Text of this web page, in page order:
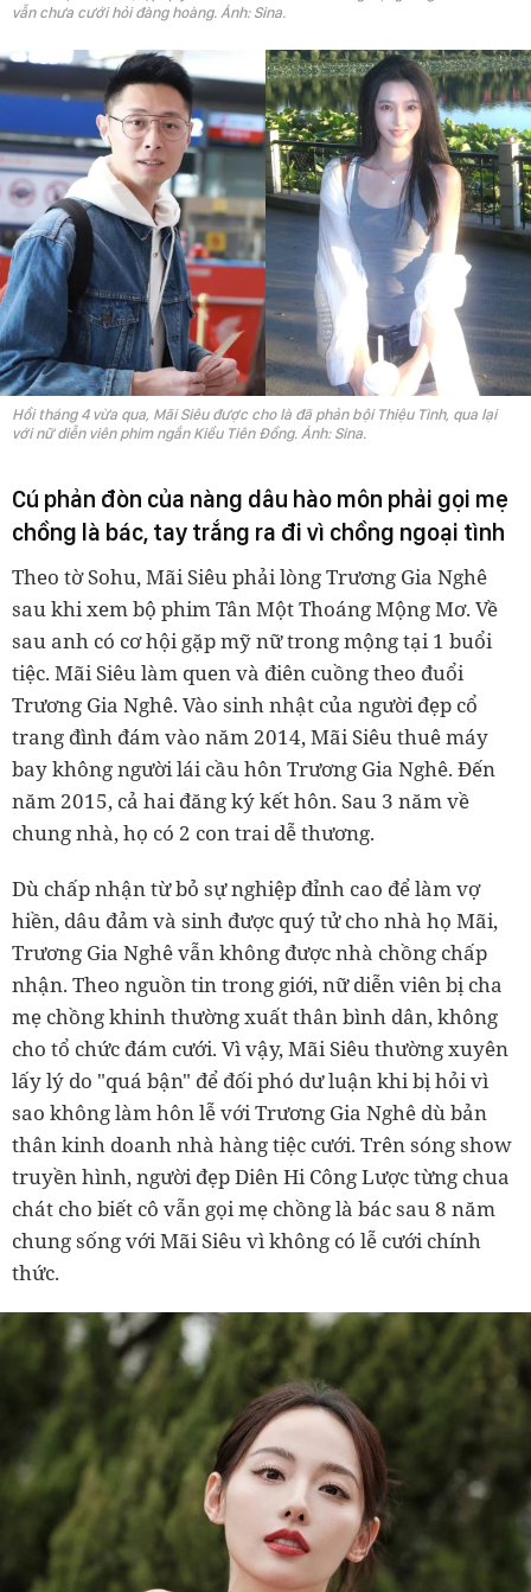
vẫn chưa cưới hỏi đàng hoàng. Ảnh: Sina.
Hồi tháng 4 vừa qua, Mãi Siêu được cho là đã phản bội Thiệu Tình, qua lại
với nữ diễn viên phim ngắn Kiều Tiên Đồng. Ảnh: Sina.
Cú phản đòn của nàng dâu hào môn phải gọi mẹ
chồng là bác, tay trắng ra đi vì chồng ngoại tình
Theo tờ Sohu, Mãi Siêu phải lòng Trương Gia Nghê
sau khi xem bộ phim Tân Một Thoáng Mộng Mơ. Về
sau anh có cơ hội gặp mỹ nữ trong mộng tại 1 buổi
tiệc. Mãi Siêu làm quen và điên cuồng theo đuổi
Trương Gia Nghê. Vào sinh nhật của người đẹp cổ
trang đình đám vào năm 2014, Mãi Siêu thuê máy
bay không người lái cầu hôn Trương Gia Nghê. Đến
năm 2015, cả hai đăng ký kết hôn. Sau 3 năm về
chung nhà, họ có 2 con trai dễ thương.
Dù chấp nhận từ bỏ sự nghiệp đỉnh cao để làm vợ
hiền, dâu đảm và sinh được quý tử cho nhà họ Mãi,
Trương Gia Nghê vẫn không được nhà chồng chấp
nhận. Theo nguồn tin trong giới, nữ diễn viên bị cha
mẹ chồng khinh thường xuất thân bình dân, không
cho tổ chức đám cưới. Vì vậy, Mãi Siêu thường xuyên
lấy lý do "quá bận" để đối phó dư luận khi bị hỏi vì
sao không làm hôn lễ với Trương Gia Nghê dù bản
thân kinh doanh nhà hàng tiệc cưới. Trên sóng show
truyền hình, người đẹp Diên Hi Công Lược từng chua
chát cho biết cô vẫn gọi mẹ chồng là bác sau 8 năm
chung sống với Mãi Siêu vì không có lễ cưới chính
thức.